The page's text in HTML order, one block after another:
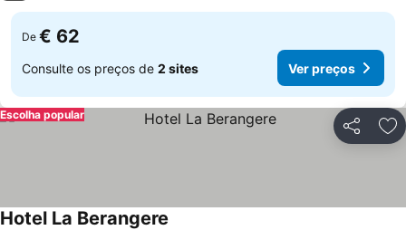
De € 62
Consulte os preços de 2 sites Ver preços
Partilhar
Escolha popular
Hotel La Berangere